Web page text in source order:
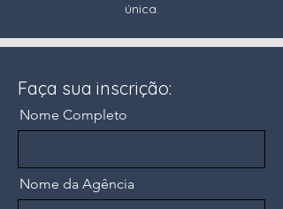
única.
Faça sua inscrição:
Nome Completo
Nome da Agência